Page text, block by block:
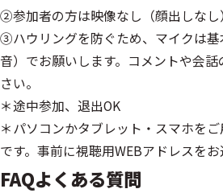
②参加者の方は映像なし（顔出しなし
③ハウリングを防ぐため、マイクは
音）でお願いします。コメントや会
さい。
＊途中参加、退出OK
＊パソコンかタブレット・スマホを
です。事前に視聴用WEBアドレスをお
FAQよくある質問